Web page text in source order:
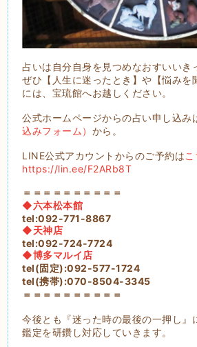
占いは自分自身を見つめなおすいいき
ぜひ【人生に迷ったとき】や【悩みを
には、宝琉館へお越しください。
公式ホームページからの占い申し込み
込みフォーム） から。
LINE公式アカウントからのご予約はこ
https://lin.ee/F2ARb8T
＝＝＝＝＝＝＝＝＝＝
◆六本松本館
tel:092-771-8867
◆天神店
tel:092-724-7724
◆博多マルイ店
tel(固定):092-577-1724
tel(携帯):070-8504-3345
＝＝＝＝＝＝＝＝＝＝
今後とも『迷った時の最後の一押し』
鑑定を研鑽し対応していきます。